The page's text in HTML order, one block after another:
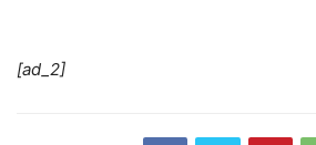
[ad_2]